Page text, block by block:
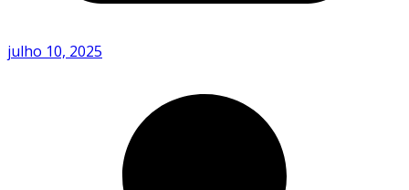
julho 10, 2025